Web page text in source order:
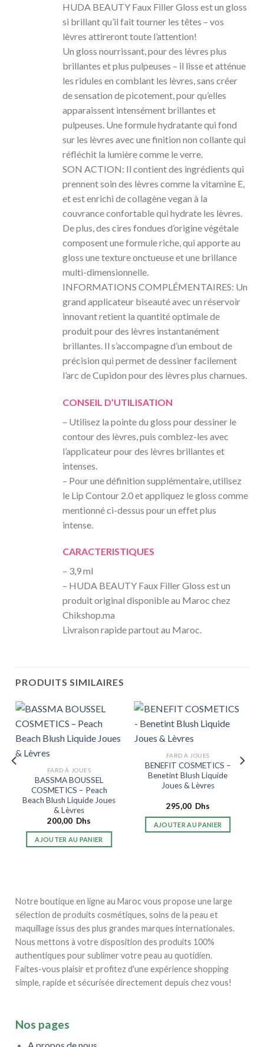
HUDA BEAUTY Faux Filler Gloss est un gloss
si brillant qu’il fait tourner les têtes – vos
lèvres attireront toute l’attention!
Un gloss nourrissant, pour des lèvres plus
brillantes et plus pulpeuses – il lisse et atténue
les ridules en comblant les lèvres, sans créer
de sensation de picotement, pour qu’elles
apparaissent intensément brillantes et
pulpeuses. Une formule hydratante qui fond
sur les lèvres avec une finition non collante qui
réfléchit la lumière comme le verre.
SON ACTION: Il contient des ingrédients qui
prennent soin des lèvres comme la vitamine E,
et est enrichi de collagène vegan à la
couvrance confortable qui hydrate les lèvres.
De plus, des cires fondues d’origine végétale
composent une formule riche, qui apporte au
gloss une texture onctueuse et une brillance
multi-dimensionnelle.
INFORMATIONS COMPLÉMENTAIRES: Un
grand applicateur biseauté avec un réservoir
innovant retient la quantité optimale de
produit pour des lèvres instantanément
brillantes. Il s’accompagne d’un embout de
précision qui permet de dessiner facilement
l’arc de Cupidon pour des lèvres plus charnues.
CONSEIL D’UTILISATION
– Utilisez la pointe du gloss pour dessiner le
contour des lèvres, puis comblez-les avec
l’applicateur pour des lèvres brillantes et
intenses.
– Pour une définition supplémentaire, utilisez
le Lip Contour 2.0 et appliquez le gloss comme
mentionné ci-dessus pour un effet plus
intense.
CARACTERISTIQUES
– 3,9 ml
– HUDA BEAUTY Faux Filler Gloss est un
produit original disponible au Maroc chez
Chikshop.ma
Livraison rapide partout au Maroc.
PRODUITS SIMILAIRES
FARD À JOUES
BASSMA BOUSSEL
COSMETICS – Peach
Beach Blush Liquide Joues
& Lèvres
200,00 Dhs
AJOUTER AU PANIER
FARD À JOUES
BENEFIT COSMETICS –
Benetint Blush Liquide
Joues & Lèvres
295,00 Dhs
AJOUTER AU PANIER
Notre boutique en ligne au Maroc vous propose une large
sélection de produits cosmétiques, soins de la peau et
maquillage issus des plus grandes marques internationales.
Nous mettons à votre disposition des produits 100%
authentiques pour sublimer votre peau au quotidien.
Faites-vous plaisir et profitez d'une expérience shopping
simple, rapide et sécurisée directement depuis chez vous!
Nos pages